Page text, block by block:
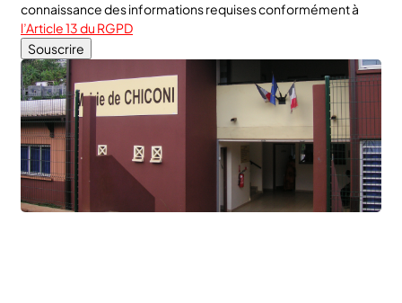
connaissance des informations requises conformément à
l’Article 13 du RGPD